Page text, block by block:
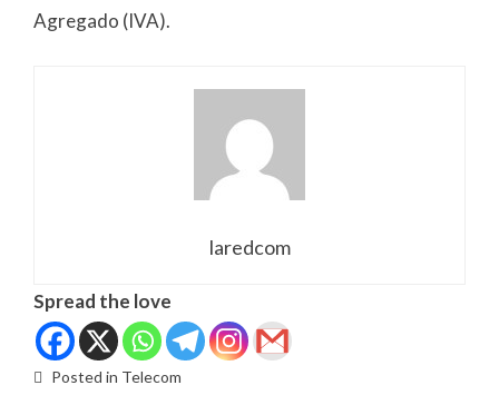
Agregado (IVA).
laredcom
Spread the love
Posted in Telecom